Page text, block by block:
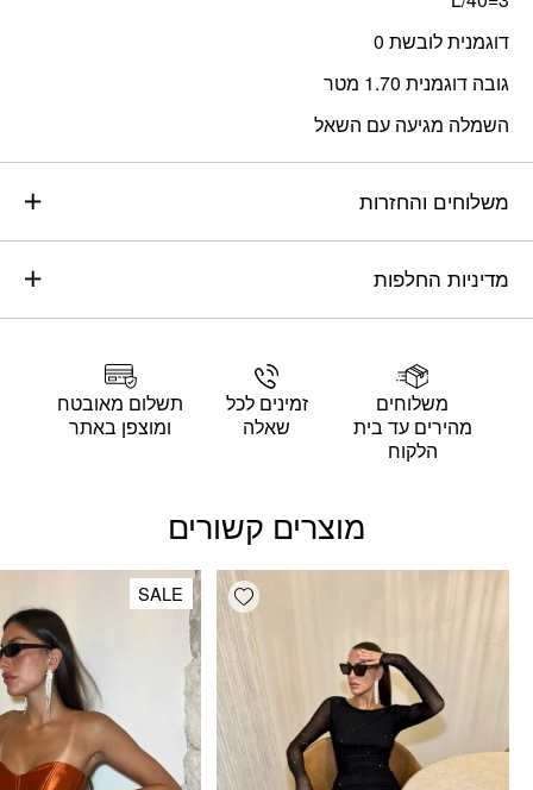
דוגמנית לובשת 0
גובה דוגמנית 1.70 מטר
השמלה מגיעה עם השאל
משלוחים והחזרות
מדיניות החלפות
משלוחים
מהירים עד בית
הלקוח
זמינים לכל
שאלה
תשלום מאובטח
ומוצפן באתר
מוצרים קשורים
Add wishlist
SALE